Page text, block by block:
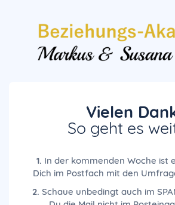
Vielen
So geht es
1. In der kommenden Woche ist
Dich im Postfach mit den
2. Schaue unbedingt auch im